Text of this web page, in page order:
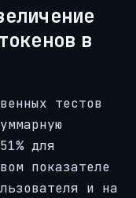
в
тестов
для
показателе
и на